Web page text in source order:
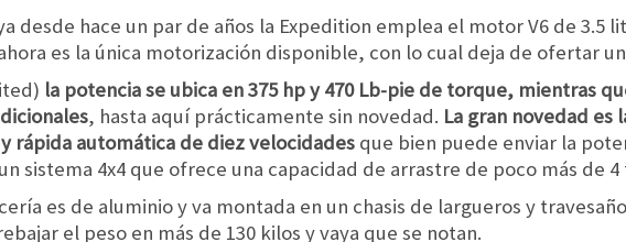
desde hace un par de años la Expedition emplea el motor V6 de 3.5
es la única motorización disponible, con lo cual deja de ofertar un
la potencia se ubica en 375 hp y 470 Lb-pie de torque, mientras
, hasta aquí prácticamente sin novedad. La gran novedad es
rápida automática de diez velocidades que bien puede enviar la
sistema 4x4 que ofrece una capacidad de arrastre de poco más de 4
es de aluminio y va montada en un chasis de largueros y
el peso en más de 130 kilos y vaya que se notan.